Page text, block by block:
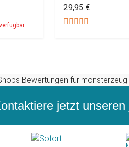
29,95 €
jetzt unseren